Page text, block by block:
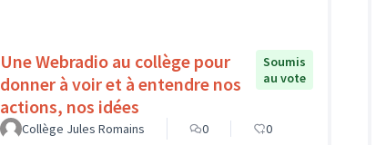
Une Webradio au collège pour
donner à voir et à entendre nos
actions, nos idées
Soumis
au vote
Collège Jules Romains 0 0